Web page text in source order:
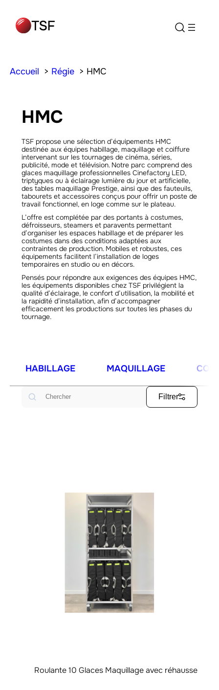
Accueil Régie HMC
HMC
TSF propose une sélection d’équipements HMC
destinée aux équipes habillage, maquillage et coiffure
intervenant sur les tournages de cinéma, séries,
publicité, mode et télévision. Notre parc comprend des
glaces maquillage professionnelles Cinefactory LED,
triptyques ou à éclairage lumière du jour et artificielle,
des tables maquillage Prestige, ainsi que des fauteuils,
tabourets et accessoires conçus pour offrir un poste de
travail fonctionnel, en loge comme sur le plateau.
L’offre est complétée par des portants à costumes,
défroisseurs, steamers et paravents permettant
d’organiser les espaces habillage et de préparer les
costumes dans des conditions adaptées aux
contraintes de production. Mobiles et robustes, ces
équipements facilitent l’installation de loges
temporaires en studio ou en décors.
Pensés pour répondre aux exigences des équipes HMC,
les équipements disponibles chez TSF privilégient la
qualité d’éclairage, le confort d’utilisation, la mobilité et
la rapidité d’installation, afin d’accompagner
efficacement les productions sur toutes les phases du
tournage.
HABILLAGE MAQUILLAGE
Filtrer
Roulante 10 Glaces Maquillage avec réhausse